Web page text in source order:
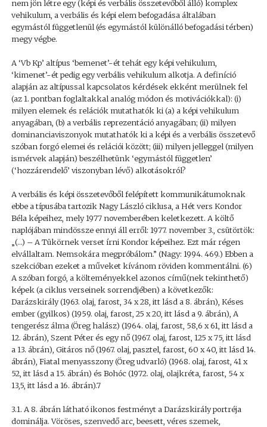
nem jön létre egy (képi és verbális összetevőből álló) komplex
vehikulum, a verbális és képi elem befogadása általában
egymástól függetlenül (és egymástól különálló befogadási térben)
megy végbe.
A ‘Vb Kp’ altípus ‘bemenet’-ét tehát egy képi vehikulum,
‘kimenet’-ét pedig egy verbális vehikulum alkotja. A definíció
alapján az altípussal kapcsolatos kérdések ekként merülnek fel
(az 1. pontban foglaltakkal analóg módon és motivációkkal): (i)
milyen elemek és relációk mutathatók ki (a) a képi vehikulum
anyagában, (b) a verbális reprezentáció anyagában; (ii) milyen
dominanciaviszonyok mutathatók ki a képi és a verbális összetevő
szóban forgó elemei és relációi között; (iii) milyen jelleggel (milyen
ismérvek alapján) beszélhetünk ‘egymástól független’
(‘hozzárendelő’ viszonyban lévő) alkotásokról?
A verbális és képi összetevőből felépített kommunikátumoknak
ebbe a típusába tartozik Nagy László ciklusa, a Hét vers Kondor
Béla képeihez, mely 1977 novemberében keletkezett. A költő
naplójában mindössze ennyi áll erről: 1977. november 3., csütörtök:
„(…) – A Tükörnek verset írni Kondor képeihez. Ezt már régen
elvállaltam. Nemsokára megpróbálom.” (Nagy: 1994. 469.) Ebben a
szekcióban ezeket a műveket kívánom röviden kommentálni. (6)
A szóban forgó, a költeményekkel azonos című(nek tekinthető)
képek (a ciklus verseinek sorrendjében) a következők:
Darázskirály (1963. olaj, farost, 34 x 28, itt lásd a 8. ábrán), Késes
ember (gyilkos) (1959. olaj, farost, 25 x 20, itt lásd a 9. ábrán), A
tengerész álma (Öreg halász) (1964. olaj, farost, 58,6 x 61, itt lásd a
12. ábrán), Szent Péter és egy nő (1967. olaj, farost, 125 x 75, itt lásd
a 13. ábrán), Gitáros nő (1967. olaj, pasztel, farost, 60 x 40, itt lásd 14.
ábrán), Fiatal menyasszony (Öreg udvarló) (1968. olaj, farost, 41 x
52, itt lásd a 15. ábrán) és Bohóc (1972. olaj, olajkréta, farost, 54 x
13,5, itt lásd a 16. ábrán).7
3.1. A 8. ábrán látható ikonos festményt a Darázskirály portréja
dominálja. Vöröses, szenvedő arc, beesett, véres szemek,